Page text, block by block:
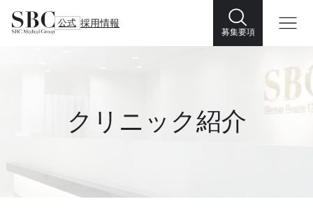
公式 採用情報
募集要項
クリニック紹介